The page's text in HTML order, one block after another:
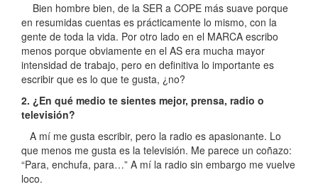
Bien hombre bien, de la SER a COPE más suave porque
en resumidas cuentas es prácticamente lo mismo, con la
gente de toda la vida. Por otro lado en el MARCA escribo
menos porque obviamente en el AS era mucha mayor
intensidad de trabajo, pero en definitiva lo importante es
escribir que es lo que te gusta, ¿no?
2. ¿En qué medio te sientes mejor, prensa, radio o
televisión?
A mí me gusta escribir, pero la radio es apasionante. Lo
que menos me gusta es la televisión. Me parece un coñazo:
“Para, enchufa, para…” A mí la radio sin embargo me vuelve
loco.